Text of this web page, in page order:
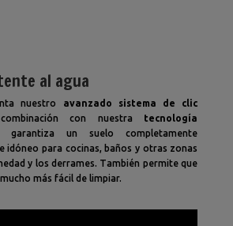
al agua
nuestro
avanzado sistema de clic
con nuestra tecnología
un suelo completamente
idóneo para cocinas, baños y otras zonas
y los derrames. También permite que
más fácil de limpiar.